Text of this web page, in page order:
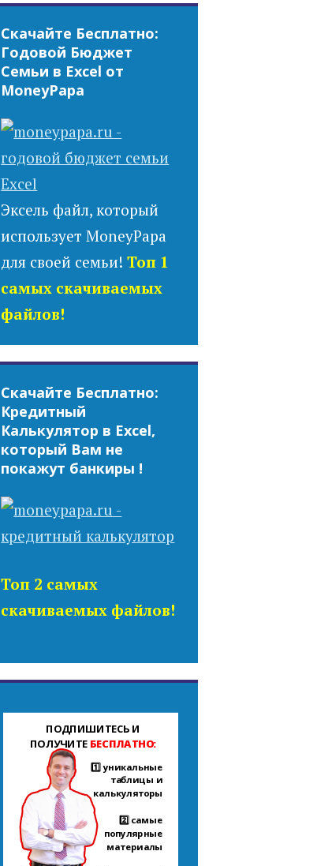
Скачайте Бесплатно:
Годовой Бюджет
Семьи в Excel от
MoneyPapa
Эксель файл, который
использует MoneyPapa
для своей семьи!Топ 1
самых скачиваемых
файлов!
Скачайте Бесплатно:
Кредитный
Калькулятор в Excel,
который Вам не
покажут банкиры !
Топ 2 самых
скачиваемых файлов!
ПОДПИШИТЕСЬ И
ПОЛУЧИТЕ БЕСПЛАТНО:
1️⃣ уникальные
таблицы и
калькуляторы
2️⃣ самые
популярные
материалы